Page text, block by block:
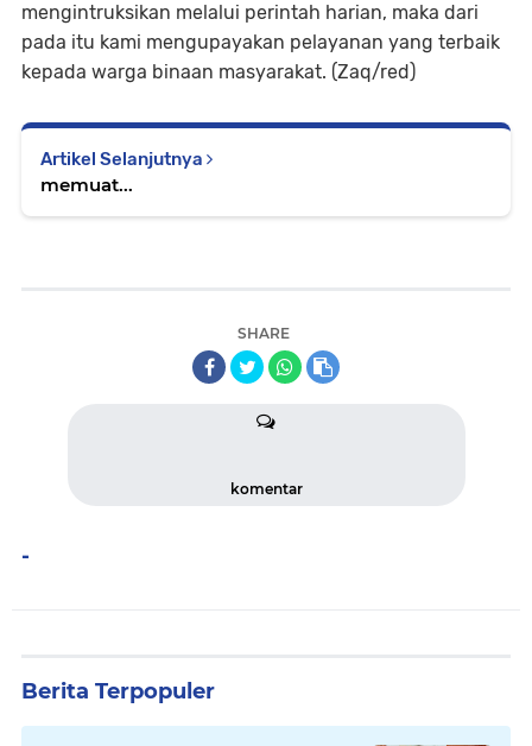
mengintruksikan melalui perintah harian, maka dari
pada itu kami mengupayakan pelayanan yang terbaik
kepada warga binaan masyarakat. (Zaq/red)
Artikel Selanjutnya
memuat...
SHARE
komentar
-
Berita Terpopuler